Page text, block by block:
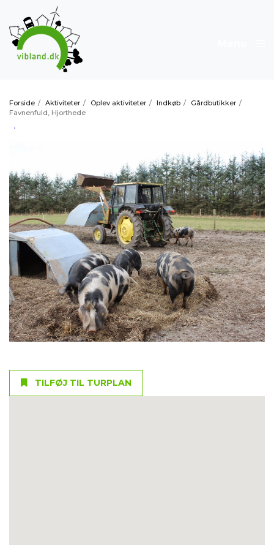
Forside / Aktiviteter / Oplev aktiviteter / Indkøb / Gårdbutikker /
Favnenfuld, Hjorthede
TILFØJ TIL TURPLAN